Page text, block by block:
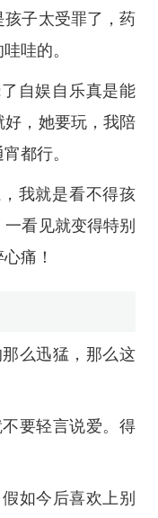
子太受罪了，药
哇的。
自娱自乐真是能
，她要玩，我陪
都行。
我就是看不得孩
看见就变得特别
痛！
么迅猛，那么这
要轻言说爱。得
如今后喜欢上别